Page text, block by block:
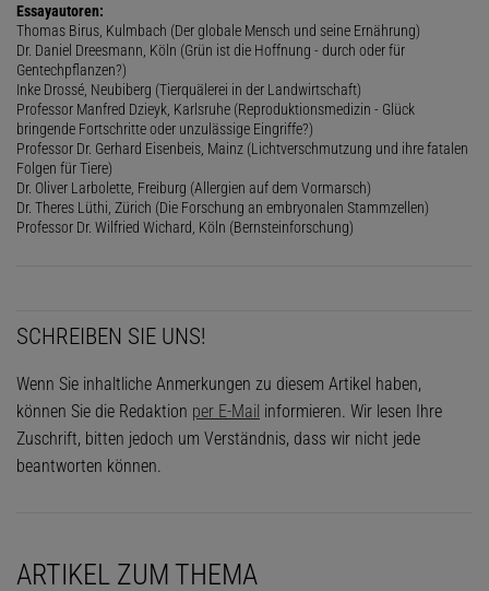
Essayautoren:
Thomas Birus, Kulmbach (Der globale Mensch und seine Ernährung)
Dr. Daniel Dreesmann, Köln (Grün ist die Hoffnung - durch oder für
Gentechpflanzen?)
Inke Drossé, Neubiberg (Tierquälerei in der Landwirtschaft)
Professor Manfred Dzieyk, Karlsruhe (Reproduktionsmedizin - Glück
bringende Fortschritte oder unzulässige Eingriffe?)
Professor Dr. Gerhard Eisenbeis, Mainz (Lichtverschmutzung und ihre fatalen
Folgen für Tiere)
Dr. Oliver Larbolette, Freiburg (Allergien auf dem Vormarsch)
Dr. Theres Lüthi, Zürich (Die Forschung an embryonalen Stammzellen)
Professor Dr. Wilfried Wichard, Köln (Bernsteinforschung)
SCHREIBEN SIE UNS!
Wenn Sie inhaltliche Anmerkungen zu diesem Artikel haben,
können Sie die Redaktion per E-Mail informieren. Wir lesen Ihre
Zuschrift, bitten jedoch um Verständnis, dass wir nicht jede
beantworten können.
ARTIKEL ZUM THEMA